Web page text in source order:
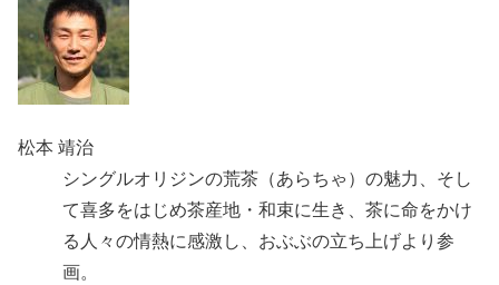
松本 靖治
シングルオリジンの荒茶（あらちゃ）の魅力、そし
て喜多をはじめ茶産地・和束に生き、茶に命をかけ
る人々の情熱に感激し、おぶぶの立ち上げより参
画。